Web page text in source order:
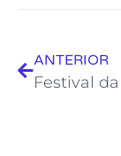
ANTERIOR